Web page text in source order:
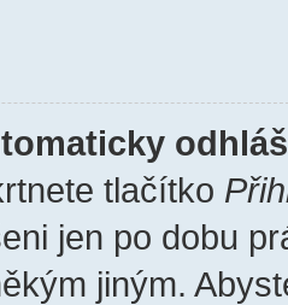
tlačítko
jen po dobu
jiným.